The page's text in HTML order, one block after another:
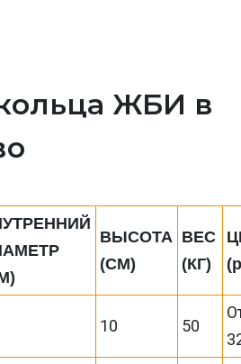
ЖБИ в
ВЫСОТА
(СМ)
ВЕС
(КГ)
10 50